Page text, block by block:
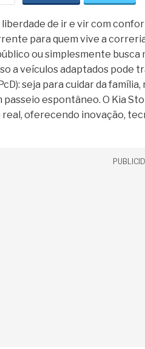
liberdade de ir e vir com
para quem vive a
ou simplesmente busca
a veículos adaptados pode
seja para cuidar da
passeio espontâneo. O Kia
real, oferecendo inovação,